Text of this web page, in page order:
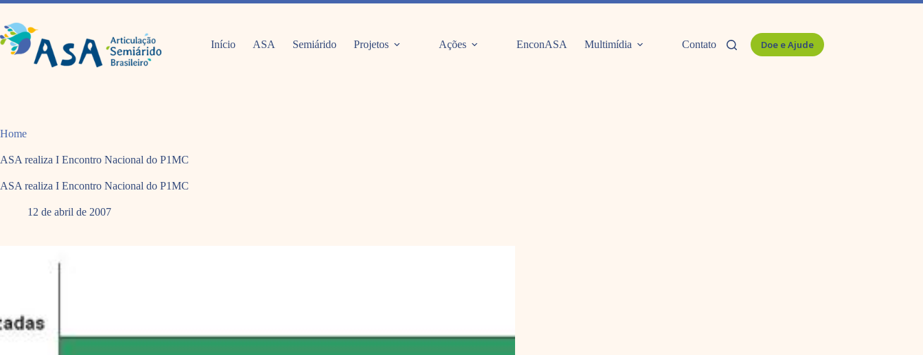
Pular
o
conteúdo
Início ASA Semiárido Projetos Ações EnconASA Multimídia Contato Doe e Ajude
Home
ASA realiza I Encontro Nacional do P1MC
ASA realiza I Encontro Nacional do P1MC
12 de abril de 2007